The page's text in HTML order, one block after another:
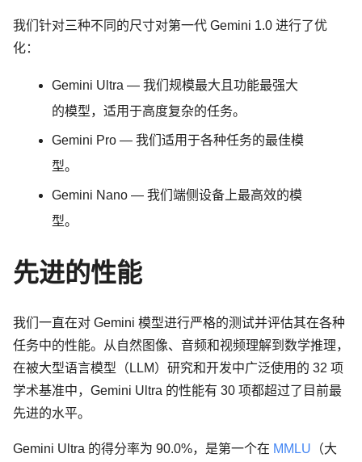
我们针对三种不同的尺寸对第一代 Gemini 1.0 进行了优
化：
Gemini Ultra — 我们规模最大且功能最强大
的模型，适用于高度复杂的任务。
Gemini Pro — 我们适用于各种任务的最佳模
型。
Gemini Nano — 我们端侧设备上最高效的模
型。
先进的性能
我们一直在对 Gemini 模型进行严格的测试并评估其在各种
任务中的性能。从自然图像、音频和视频理解到数学推理，
在被大型语言模型（LLM）研究和开发中广泛使用的 32 项
学术基准中，Gemini Ultra 的性能有 30 项都超过了目前最
先进的水平。
Gemini Ultra 的得分率为 90.0%，是第一个在 MMLU （大